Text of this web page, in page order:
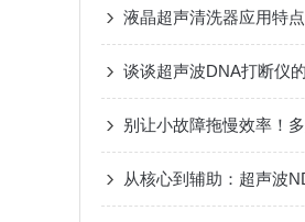
液晶超声清洗器应用特点